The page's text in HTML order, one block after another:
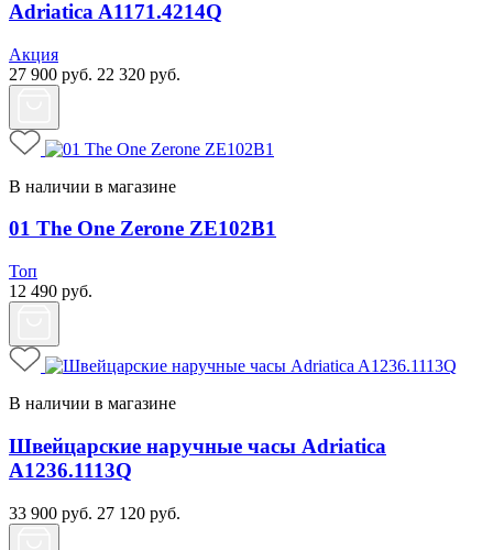
Adriatica A1171.4214Q
Акция
27 900 руб. 22 320 руб.
В наличии в магазине
01 The One Zerone ZE102B1
Топ
12 490 руб.
В наличии в магазине
Швейцарские наручные часы Adriatica
A1236.1113Q
33 900 руб. 27 120 руб.